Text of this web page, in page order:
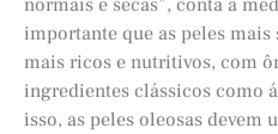
normais e secas”, conta a
importante que as peles mais
mais ricos e nutritivos, com
ingredientes clássicos como
isso, as peles oleosas devem